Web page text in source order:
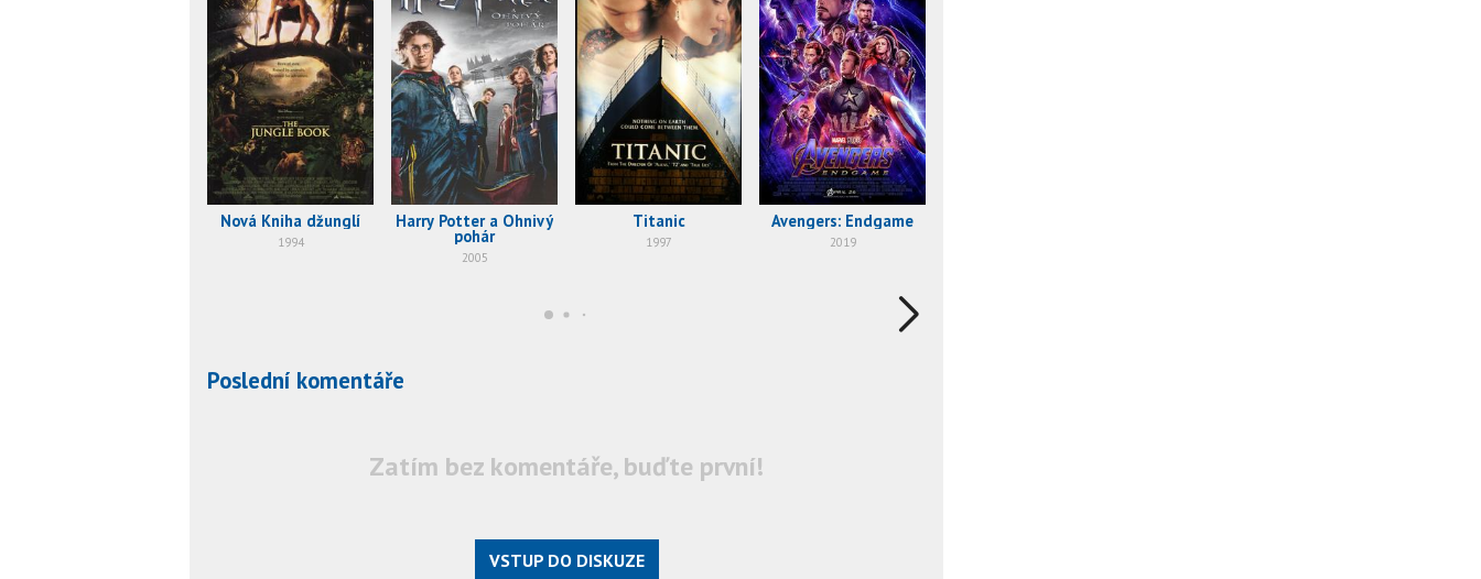
Nová Kniha džunglí
1994
Harry Potter a Ohnivý
pohár
2005
Titanic
1997
Avengers: Endgame
2019
Poslední komentáře
Zatím bez komentáře, buďte první!
VSTUP DO DISKUZE